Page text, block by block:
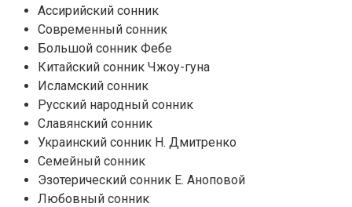
Ассирийский сонник
Современный сонник
Большой сонник Фебе
Китайский сонник Чжоу-гуна
Исламский сонник
Русский народный сонник
Славянский сонник
Украинский сонник Н. Дмитренко
Семейный сонник
Эзотерический сонник Е. Аноповой
Любовный сонник